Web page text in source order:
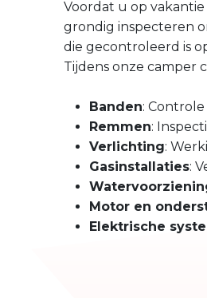
Voordat u op
grondig inspecteren
die gecontroleerd is
Tijdens onze camper
Banden:
Remmen:
Verlichting:
Gasinstallaties:
Motor en
Elektrische